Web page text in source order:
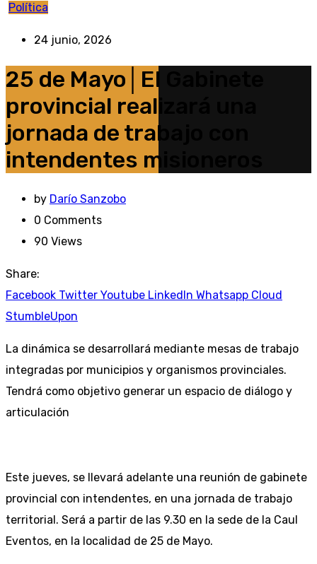
Política
24 junio, 2026
25 de Mayo│El Gabinete
provincial realizará una
jornada de trabajo con
intendentes misioneros
by Darío Sanzobo
0 Comments
90 Views
Share:
Facebook Twitter Youtube LinkedIn Whatsapp Cloud
StumbleUpon
La dinámica se desarrollará mediante mesas de trabajo
integradas por municipios y organismos provinciales.
Tendrá como objetivo generar un espacio de diálogo y
articulación
Este jueves, se llevará adelante una reunión de gabinete
provincial con intendentes, en una jornada de trabajo
territorial. Será a partir de las 9.30 en la sede de la Caul
Eventos, en la localidad de 25 de Mayo.